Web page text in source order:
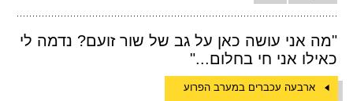
"מה אני עושה כאן על גב של שור זועם? נדמה לי
כאילו אני חי בחלום..."
ארבעה עכברים במערב הפרוע